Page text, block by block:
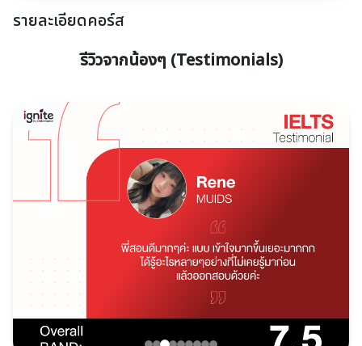
รายละเอียดคอร์ส
รีวิวจากน้องๆ (Testimonials)